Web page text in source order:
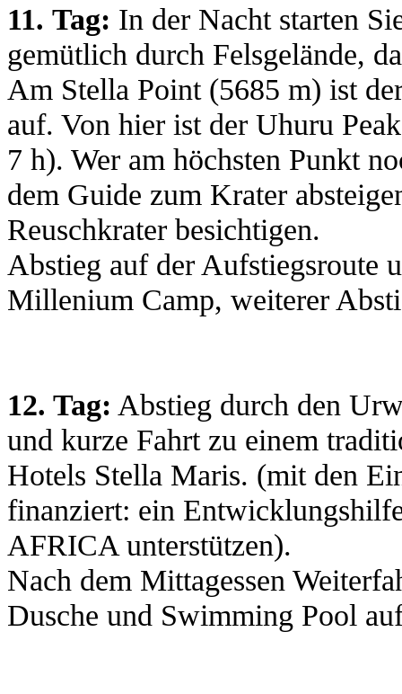
11. Tag: In der Nacht starten
gemütlich durch Felsgelände,
Am Stella Point (5685 m) ist
auf. Von hier ist der Uhuru
7 h). Wer am höchsten Punkt
dem Guide zum Krater
Reuschkrater besichtigen.
Abstieg auf der Aufstiegsroute
Millenium Camp, weiterer
12. Tag: Abstieg durch den
und kurze Fahrt zu einem
Hotels Stella Maris. (mit den
finanziert: ein
AFRICA unterstützen).
Nach dem Mittagessen
Dusche und Swimming Pool